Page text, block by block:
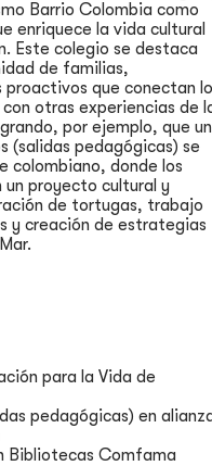
Barrio Colombia como
enriquece la vida cultural
Este colegio se destaca
de familias,
que conectan
otras experiencias de
por ejemplo, que
(salidas pedagógicas) se
colombiano, donde los
un proyecto cultural y
de tortugas, trabajo
y creación de estrategias
para la Vida de
pedagógicas) en
Bibliotecas Comfama